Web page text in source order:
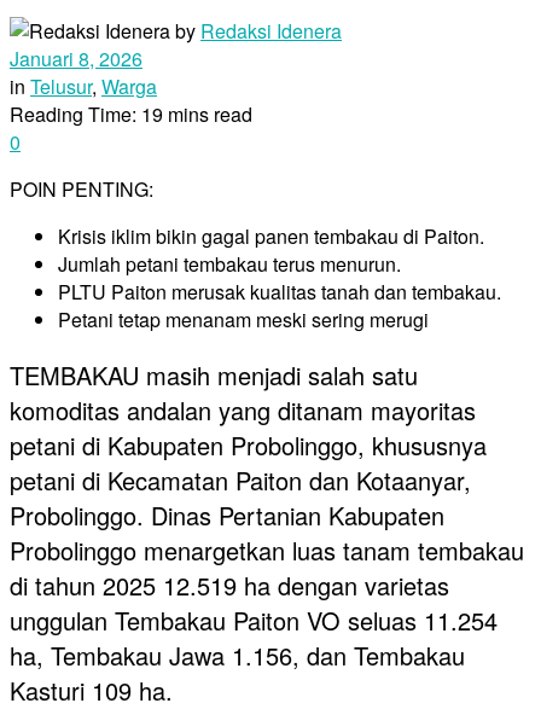
by Redaksi Idenera
Januari 8, 2026
in Telusur, Warga
Reading Time: 19 mins read
0
POIN PENTING:
Krisis iklim bikin gagal panen tembakau di Paiton.
Jumlah petani tembakau terus menurun.
PLTU Paiton merusak kualitas tanah dan tembakau.
Petani tetap menanam meski sering merugi
TEMBAKAU masih menjadi salah satu
komoditas andalan yang ditanam mayoritas
petani di Kabupaten Probolinggo, khususnya
petani di Kecamatan Paiton dan Kotaanyar,
Probolinggo. Dinas Pertanian Kabupaten
Probolinggo menargetkan luas tanam tembakau
di tahun 2025 12.519 ha dengan varietas
unggulan Tembakau Paiton VO seluas 11.254
ha, Tembakau Jawa 1.156, dan Tembakau
Kasturi 109 ha.